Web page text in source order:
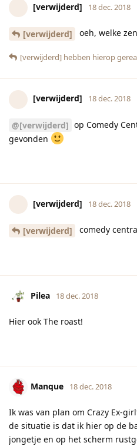
[verwijderd] 18 dec. 2018
[verwijderd] oeh, welke
[verwijderd] hebben hierop
[verwijderd] 18 dec. 2018
@[verwijderd] op Comedy
gevonden
[verwijderd] 18 dec. 2018
[verwijderd] comedy
Pilea 18 dec. 2018
Hier ook The roast!
Manque 18 dec. 2018
Ik was van plan om Crazy Ex-
de situatie is dat ik hier op de
jongetje en op het scherm